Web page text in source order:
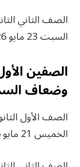
السبت 23 مايو 2026.
الصفين
وضعاف
الخميس 21 مايو 2026.